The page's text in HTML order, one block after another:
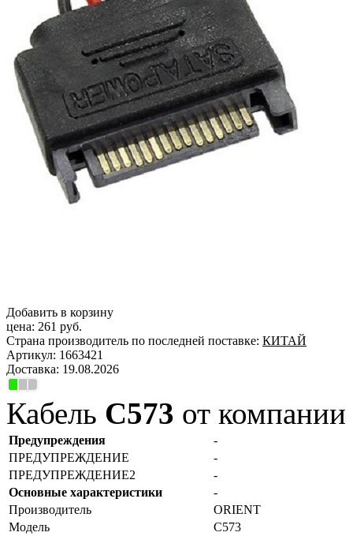
Добавить в корзину
цена: 261 руб.
Страна производитель по последней поставке: КИТАЙ
Артикул: 1663421
Доставка: 19.08.2026
Кабель C573 от
Предупреждения
-
ПРЕДУПРЕЖДЕНИЕ
-
ПРЕДУПРЕЖДЕНИЕ2
-
Основные характеристики
-
Производитель
ORIENT
Модель
C573